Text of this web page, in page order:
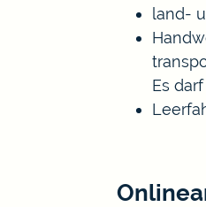
land-
Es